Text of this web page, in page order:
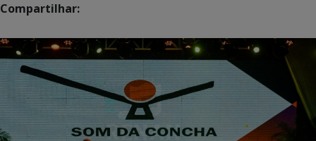
Compartilhar: